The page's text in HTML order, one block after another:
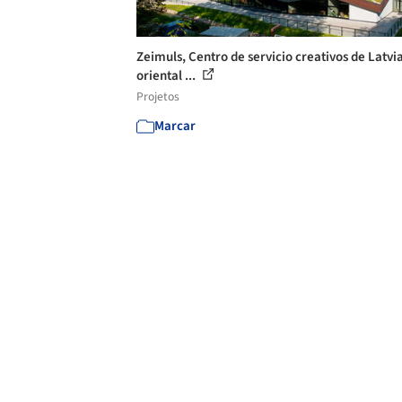
Zeimuls, Centro de servicio creativos de
oriental ...
Projetos
Marcar